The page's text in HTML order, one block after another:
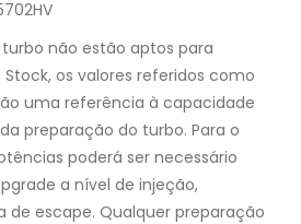
não estão aptos para
os valores referidos como
uma referência à capacidade
preparação do turbo. Para o
poderá ser necessário
a nível de injeção,
de escape. Qualquer preparação